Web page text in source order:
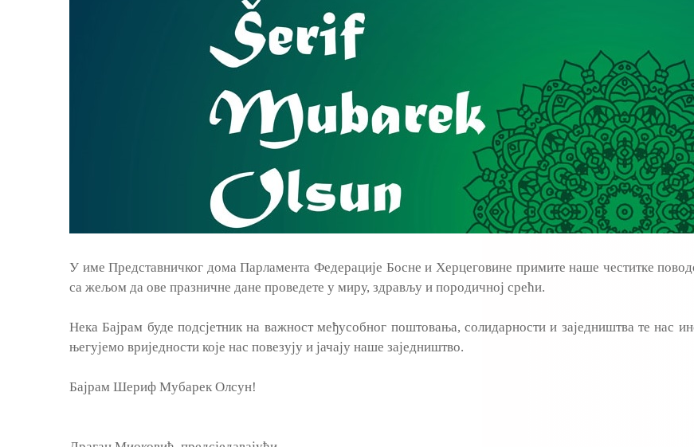
У име Представничког дома Парламента Федерације Босне и Херцеговине примите наше честитке
са жељом да ове празничне дане проведете у миру, здрављу и породичној срећи.
Нека Бајрам буде подсјетник на важност међусобног поштовања, солидарности и заједништва те нас
његујемо вриједности које нас повезују и јачају наше заједништво.
Бајрам Шериф Мубарек Олсун!